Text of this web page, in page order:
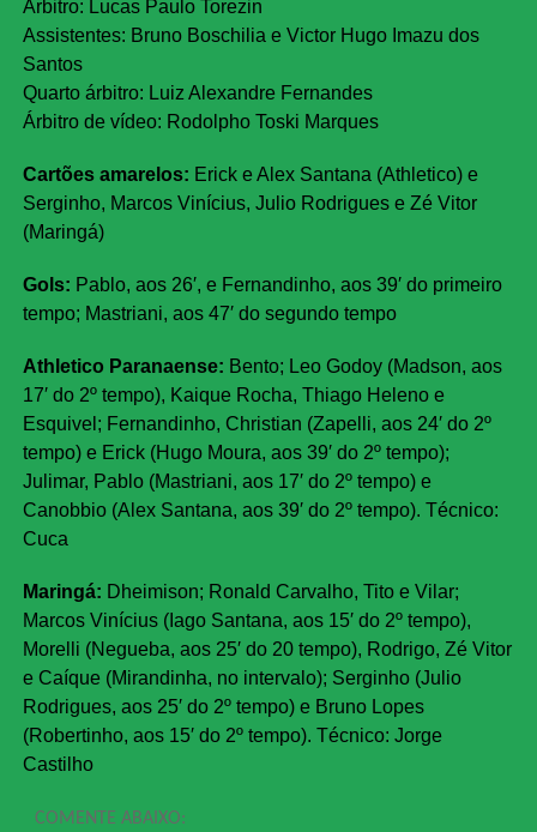
Árbitro: Lucas Paulo Torezin
Assistentes: Bruno Boschilia e Victor Hugo Imazu dos
Santos
Quarto árbitro: Luiz Alexandre Fernandes
Árbitro de vídeo: Rodolpho Toski Marques
Cartões amarelos: Erick e Alex Santana (Athletico) e
Serginho, Marcos Vinícius, Julio Rodrigues e Zé Vitor
(Maringá)
Gols: Pablo, aos 26′, e Fernandinho, aos 39′ do primeiro
tempo; Mastriani, aos 47′ do segundo tempo
Athletico Paranaense: Bento; Leo Godoy (Madson, aos
17′ do 2º tempo), Kaique Rocha, Thiago Heleno e
Esquivel; Fernandinho, Christian (Zapelli, aos 24′ do 2º
tempo) e Erick (Hugo Moura, aos 39′ do 2º tempo);
Julimar, Pablo (Mastriani, aos 17′ do 2º tempo) e
Canobbio (Alex Santana, aos 39′ do 2º tempo). Técnico:
Cuca
Maringá: Dheimison; Ronald Carvalho, Tito e Vilar;
Marcos Vinícius (Iago Santana, aos 15′ do 2º tempo),
Morelli (Negueba, aos 25′ do 20 tempo), Rodrigo, Zé Vitor
e Caíque (Mirandinha, no intervalo); Serginho (Julio
Rodrigues, aos 25′ do 2º tempo) e Bruno Lopes
(Robertinho, aos 15′ do 2º tempo). Técnico: Jorge
Castilho
COMENTE ABAIXO: